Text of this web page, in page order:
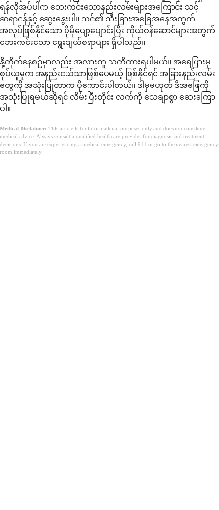
ရန်လိုအပ်ပါက ဘေးကင်းသောနည်းလမ်းများအကြောင်း သင့်
ဆရာဝန်နှင့် ဆွေးနွေးပါ။ သင်၏ သီးခြားအခြေအနေအတွက်
အလုပ်ဖြစ်နိုင်သော ပိုမိုပျော့ပျောင်းပြီး ကိုယ်ဝန်ဆောင်များအတွက်
ဘေးကင်းသော ရွေးချယ်စရာများ ရှိပါသည်။
နို့တိုက်နေစဉ်မှာလည်း အလားတူ သတိထားရပါမယ်။ အရေပြားမှ
စုပ်ယူမှုက အနည်းငယ်သာဖြစ်ပေမယ့် ဖြစ်နိုင်ရင် အခြားနည်းလမ်း
တွေကို အသုံးပြုတာက ပိုကောင်းပါတယ်။ ဒါမှမဟုတ် ဒီအဖြေကို
အသုံးပြုရမယ်ဆိုရင် လိမ်းပြီးတိုင်း လက်ကို သေချာစွာ ဆေးကြော
ပါ။
Medical Disclaimer: This article is for informational purposes only and does not constitute
medical advice. Always consult a qualified healthcare provider for diagnosis and treatment
decisions. If you are experiencing a medical emergency, call 911 or go to the nearest emergency
room immediately.